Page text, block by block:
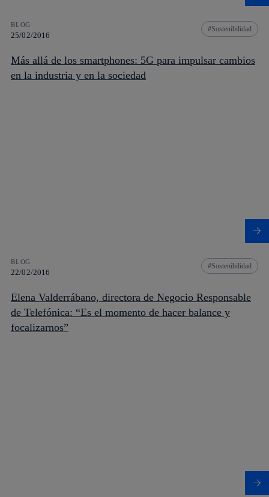
BLOG
25/02/2016
Sostenibilidad
Más allá de los smartphones: 5G para impulsar cambios
en la industria y en la sociedad
BLOG
22/02/2016
Sostenibilidad
Elena Valderrábano, directora de Negocio Responsable
de Telefónica: “Es el momento de hacer balance y
focalizarnos”